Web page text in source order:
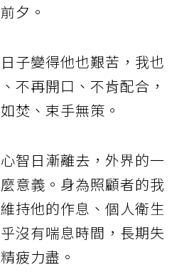
夕。
子變得他也艱苦，我也
不再開口、不肯配合，
焚、束手無策。
智日漸離去，外界的一
意義。身為照顧者的我
持他的作息、個人衛生
沒有喘息時間，長期失
疲力盡。